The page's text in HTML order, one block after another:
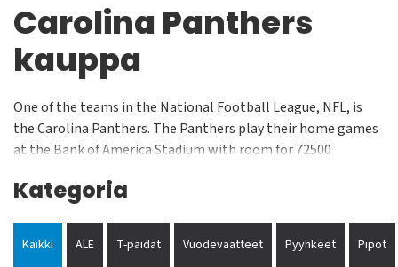
Carolina Panthers
kauppa
One of the teams in the National Football League, NFL, is
the Carolina Panthers. The Panthers play their home games
at the Bank of America Stadium with room for 72500
Panthers changed to their current logo. This change was due
aggressive appearance in comparison with previous editions.
Buy cheap Panthers products from us at Supporters Place.
Kategoria
Kaikki ALE T-paidat Vuodevaatteet Pyyhkeet Pipot